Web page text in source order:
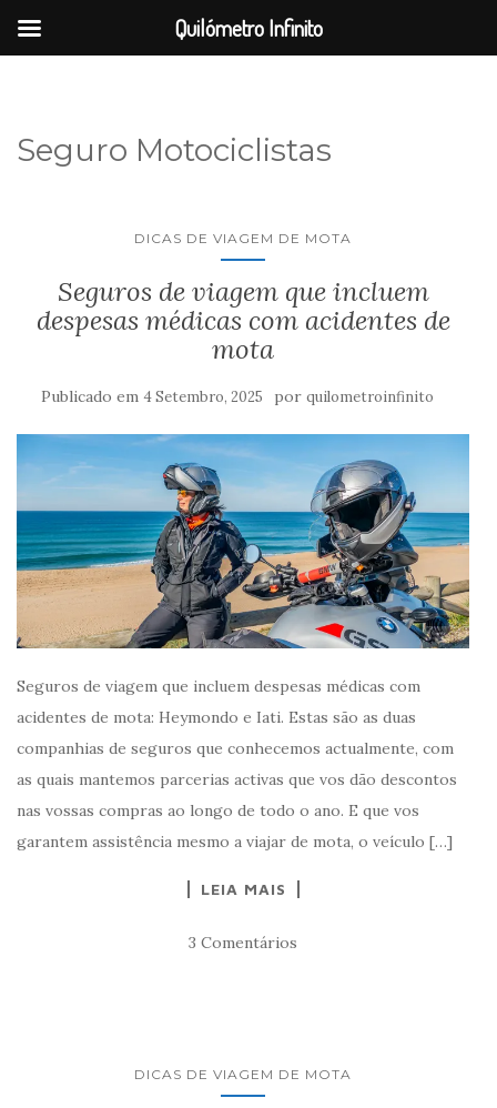
Seguro Motociclistas
DICAS DE VIAGEM DE MOTA
Seguros de viagem que incluem
despesas médicas com acidentes de
mota
Publicado em 4 Setembro, 2025 por quilometroinfinito
Seguros de viagem que incluem despesas médicas com
acidentes de mota: Heymondo e Iati. Estas são as duas
companhias de seguros que conhecemos actualmente, com
as quais mantemos parcerias activas que vos dão descontos
nas vossas compras ao longo de todo o ano. E que vos
garantem assistência mesmo a viajar de mota, o veículo […]
LEIA MAIS
3 Comentários
DICAS DE VIAGEM DE MOTA
Quilómetro Infinito